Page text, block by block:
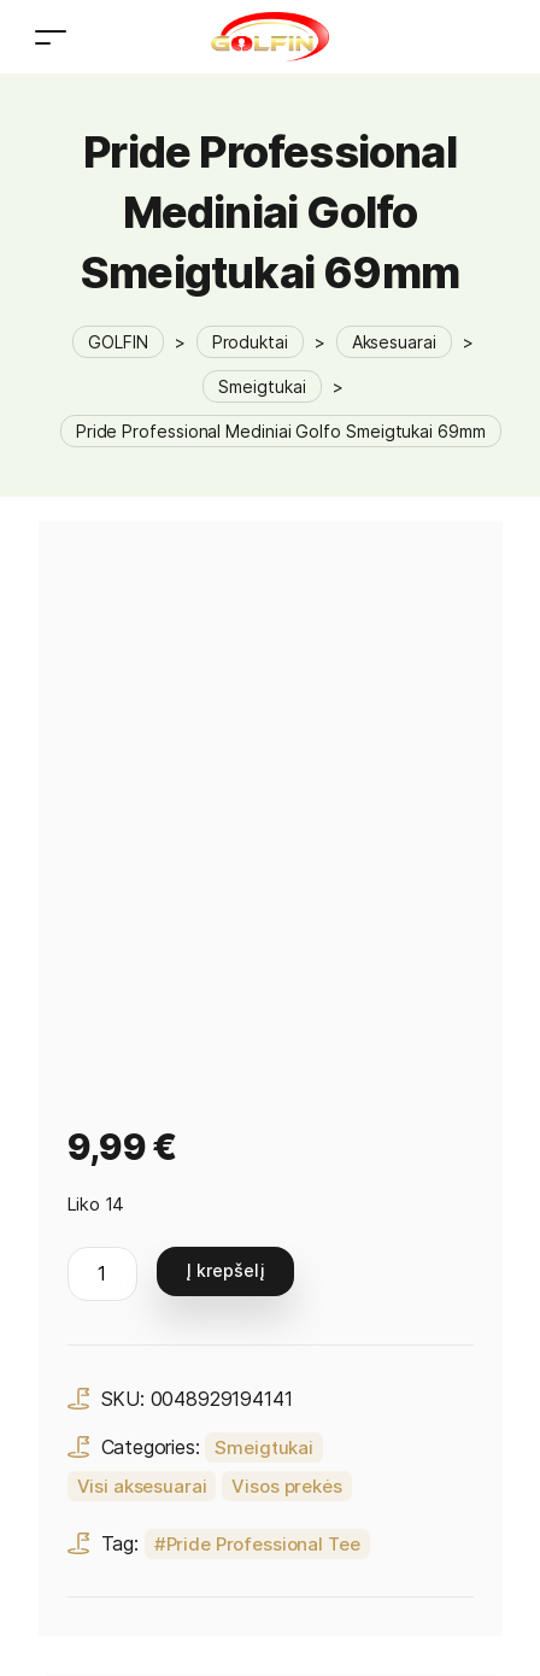
Pride Professional
Mediniai Golfo
Smeigtukai 69mm
GOLFIN > Produktai > Aksesuarai >
Smeigtukai >
Pride Professional Mediniai Golfo Smeigtukai 69mm
9,99€
Liko 14
Į krepšelį
SKU: 0048929194141
Categories:
Smeigtukai
Visi aksesuarai
Visos prekės
Tag: Pride Professional Tee